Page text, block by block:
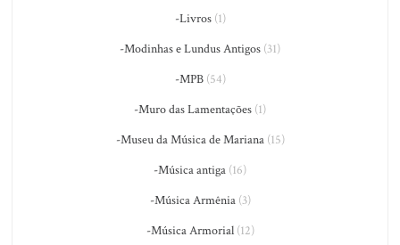
-Livros(1)
-Modinhas e Lundus Antigos (31)
-MPB(54)
-Muro das Lamentações (1)
-Museu da Música de Mariana(15)
-Música antiga (16)
-Música Armênia(3)
-Música Armorial(12)